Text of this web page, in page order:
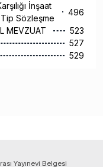
İnşaat
Sözleşme
496
MEVZUAT
523
527
529
Yayınevi Belgesi